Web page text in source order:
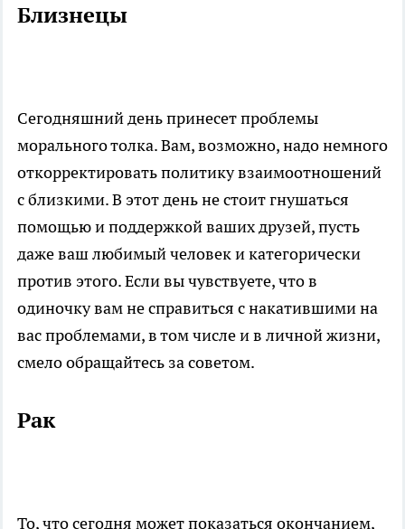
Близнецы
Сегодняшний день принесет проблемы
морального толка. Вам, возможно, надо немного
откорректировать политику взаимоотношений
с близкими. В этот день не стоит гнушаться
помощью и поддержкой ваших друзей, пусть
даже ваш любимый человек и категорически
против этого. Если вы чувствуете, что в
одиночку вам не справиться с накатившими на
вас проблемами, в том числе и в личной жизни,
смело обращайтесь за советом.
Рак
То, что сегодня может показаться окончанием,